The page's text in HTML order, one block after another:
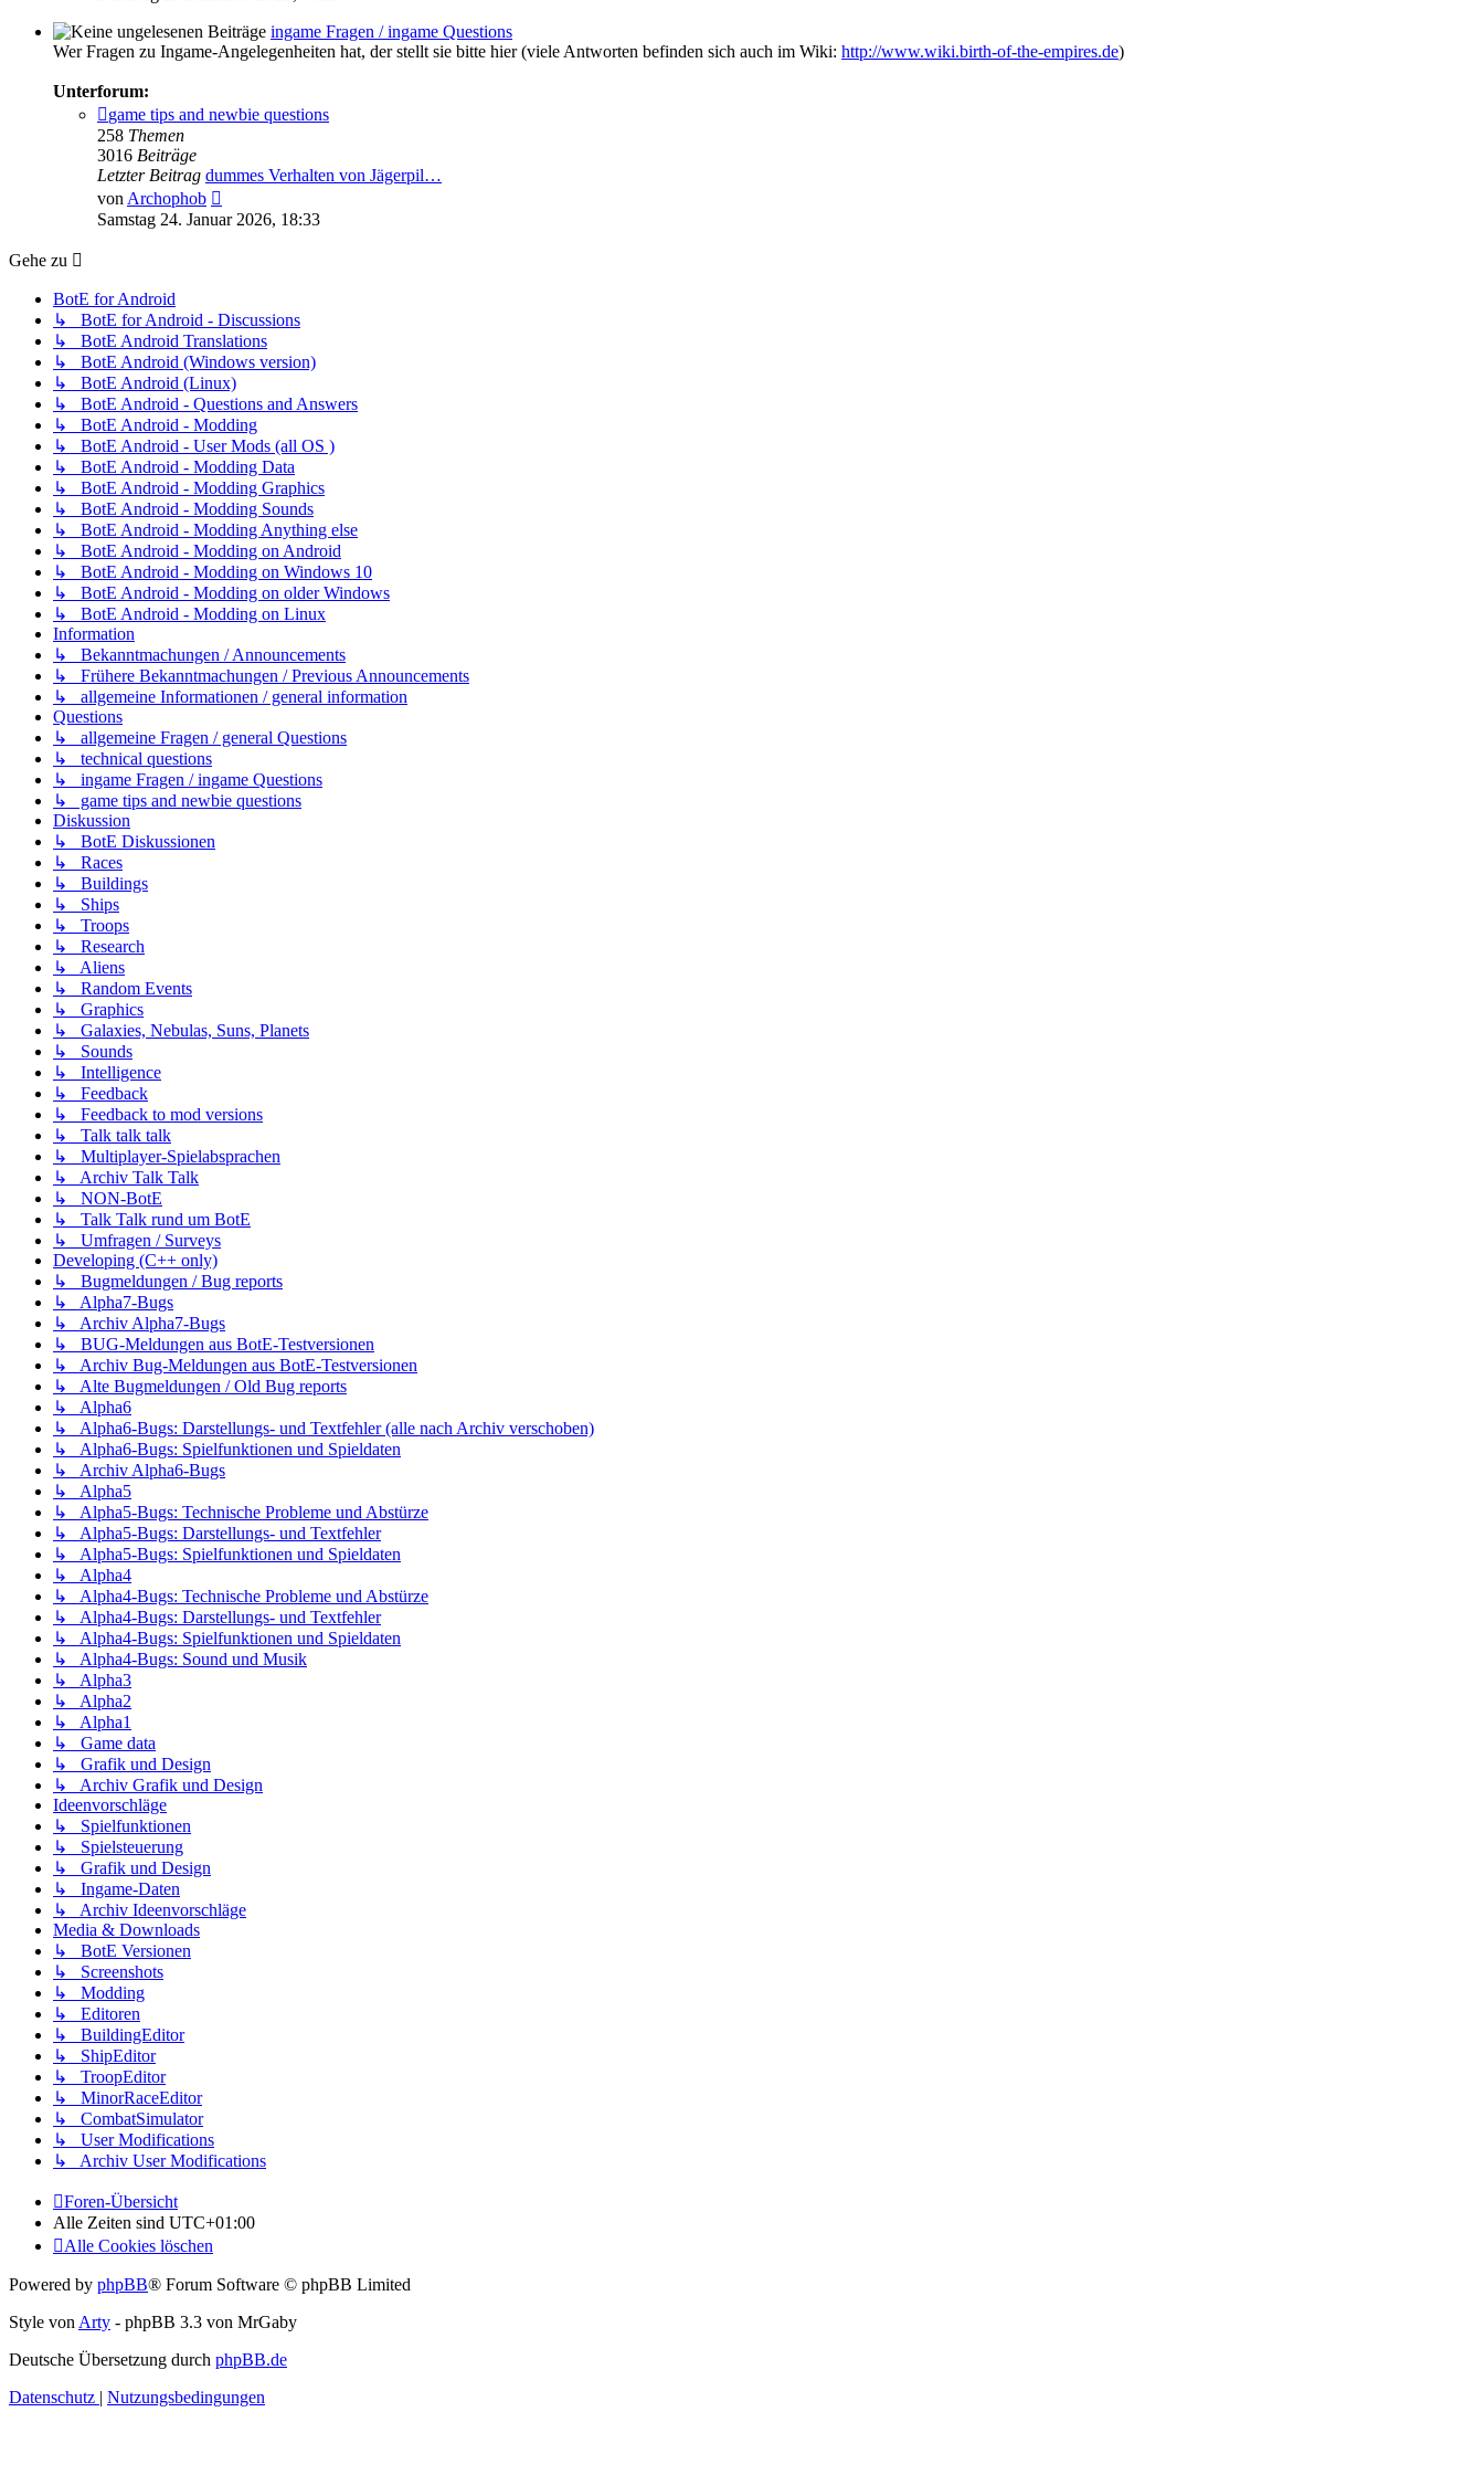
ingame Fragen / ingame Questions
Wer Fragen zu Ingame-Angelegenheiten hat, der stellt sie bitte hier (viele Antworten befinden sich auch im Wiki: http://www.wiki.birth-of-the-empires.de)
Unterforum:
game tips and newbie questions
258 Themen
3016 Beiträge
Letzter Beitrag dummes Verhalten von Jägerpil…
vonArchophob
Beitrag
Samstag 24. Januar 2026, 18:33
Gehe zu
BotE for Android
↳ BotE for Android - Discussions
↳ BotE Android Translations
↳ BotE Android (Windows version)
↳ BotE Android (Linux)
↳ BotE Android - Questions and Answers
↳ BotE Android - Modding
↳ BotE Android - User Mods (all OS )
↳ BotE Android - Modding Data
↳ BotE Android - Modding Graphics
↳ BotE Android - Modding Sounds
↳ BotE Android - Modding Anything else
↳ BotE Android - Modding on Android
↳ BotE Android - Modding on Windows 10
↳ BotE Android - Modding on older Windows
↳ BotE Android - Modding on Linux
Information
↳ Bekanntmachungen / Announcements
↳ Frühere Bekanntmachungen / Previous Announcements
↳ allgemeine Informationen / general information
Questions
↳ allgemeine Fragen / general Questions
↳ technical questions
↳ ingame Fragen / ingame Questions
↳ game tips and newbie questions
Diskussion
↳ BotE Diskussionen
↳ Races
↳ Buildings
↳ Ships
↳ Troops
↳ Research
↳ Aliens
↳ Random Events
↳ Graphics
↳ Galaxies, Nebulas, Suns, Planets
↳ Sounds
↳ Intelligence
↳ Feedback
↳ Feedback to mod versions
↳ Talk talk talk
↳ Multiplayer-Spielabsprachen
↳ Archiv Talk Talk
↳ NON-BotE
↳ Talk Talk rund um BotE
↳ Umfragen / Surveys
Developing (C++ only)
↳ Bugmeldungen / Bug reports
↳ Alpha7-Bugs
↳ Archiv Alpha7-Bugs
↳ BUG-Meldungen aus BotE-Testversionen
↳ Archiv Bug-Meldungen aus BotE-Testversionen
↳ Alte Bugmeldungen / Old Bug reports
↳ Alpha6
↳ Alpha6-Bugs: Darstellungs- und Textfehler (alle nach Archiv verschoben)
↳ Alpha6-Bugs: Spielfunktionen und Spieldaten
↳ Archiv Alpha6-Bugs
↳ Alpha5
↳ Alpha5-Bugs: Technische Probleme und Abstürze
↳ Alpha5-Bugs: Darstellungs- und Textfehler
↳ Alpha5-Bugs: Spielfunktionen und Spieldaten
↳ Alpha4
↳ Alpha4-Bugs: Technische Probleme und Abstürze
↳ Alpha4-Bugs: Darstellungs- und Textfehler
↳ Alpha4-Bugs: Spielfunktionen und Spieldaten
↳ Alpha4-Bugs: Sound und Musik
↳ Alpha3
↳ Alpha2
↳ Alpha1
↳ Game data
↳ Grafik und Design
↳ Archiv Grafik und Design
Ideenvorschläge
↳ Spielfunktionen
↳ Spielsteuerung
↳ Grafik und Design
↳ Ingame-Daten
↳ Archiv Ideenvorschläge
Media & Downloads
↳ BotE Versionen
↳ Screenshots
↳ Modding
↳ Editoren
↳ BuildingEditor
↳ ShipEditor
↳ TroopEditor
↳ MinorRaceEditor
↳ CombatSimulator
↳ User Modifications
↳ Archiv User Modifications
Foren-Übersicht
Alle Zeiten sind UTC+01:00
Alle Cookies löschen
Powered by phpBB® Forum Software © phpBB Limited
Style vonArty - phpBB 3.3 von MrGaby
Deutsche Übersetzung durch phpBB.de
Datenschutz | Nutzungsbedingungen